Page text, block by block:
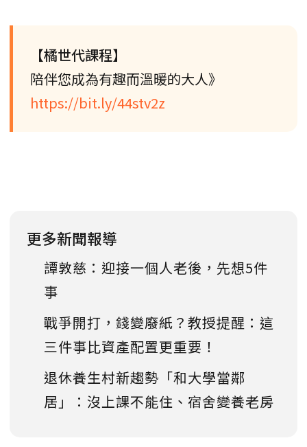
【橘世代課程】
陪伴您成為有趣而溫暖的大人》
https://bit.ly/44stv2z
更多新聞報導
譚敦慈：迎接一個人老後，先想5件
事
戰爭開打，錢變廢紙？教授提醒：這
三件事比資產配置更重要！
退休養生村新趨勢「和大學當鄰
居」：沒上課不能住、宿舍變養老房